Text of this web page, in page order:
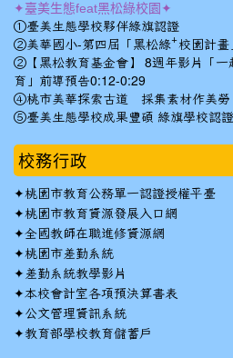
✦臺美生態feat黑松綠校園✦
①臺美生態學校夥伴綠旗認證
②美華國小-第四屆「黑松綠⁺校園計畫
②【黑松教育基金會】 8週年影片「一
育」前導預告0:12-0:29
④桃市美華探索古道 採集素材作美勞
⑤臺美生態學校成果豐碩 綠旗學校認
校務行政
✦桃園市教育公務單一認證授權平臺
✦桃園市教育資源發展入口網
✦全國教師在職進修資源網
✦桃園市差勤系統
✦ 差勤系統教學影片
✦本校會計室各項預決算書表
✦公文管理資訊系統
✦教育部學校教育儲蓄戶